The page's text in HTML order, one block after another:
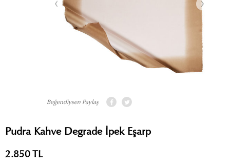
Beğendiysen Paylaş
Pudra Kahve Degrade İpek Eşarp
2.850TL